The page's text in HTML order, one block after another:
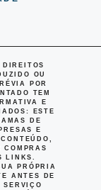
DIREITOS
OU
POR
TEM
E
: ESTE
DE
E
COMPRAS
LINKS.
PRÓPRIA
ANTES DE